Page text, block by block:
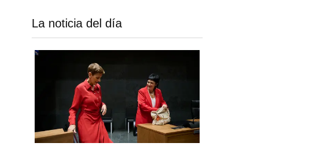
La noticia del día